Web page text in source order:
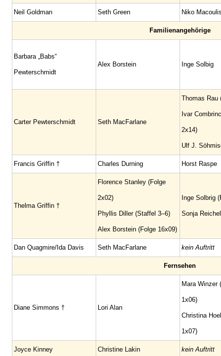
Neil Goldman Seth Green Niko
Familienangehörige
Barbara „Babs“
Pewterschmidt
Alex Borstein Inge Solbig
Carter Pewterschmidt Seth MacFarlane
Thomas Rau
Ivar
2x14)
Ulf J.
Francis Griffin † Charles Durning Horst Raspe
Thelma Griffin †
Florence Stanley (Folge
2x02)
Phyllis Diller (Staffel 3–6)
Alex Borstein (Folge 16x09)
Inge Solbrig
Sonja
Dan Quagmire/Ida Davis Seth MacFarlane kein Auftritt
Fernsehen
Diane Simmons † Lori Alan
Mara Winzer
1x06)
Christina
1x07)
Joyce Kinney Christine Lakin kein Auftritt